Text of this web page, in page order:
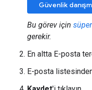
Güvenlik
Bu görev için
gerekir.
En altta E-posta
E-posta